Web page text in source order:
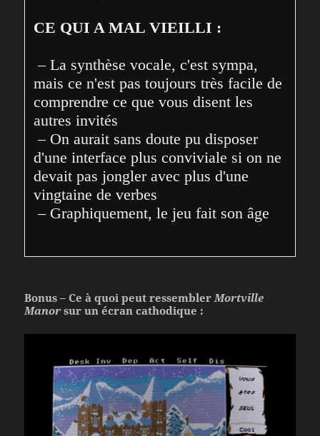
CE QUI A MAL VIEILLI :
– La synthèse vocale, c'est sympa,
mais ce n'est pas toujours très facile de
comprendre ce que vous disent les
autres invités
– On aurait sans doute pu disposer
d'une interface plus conviviale si on ne
devait pas jongler avec plus d'une
vingtaine de verbes
– Graphiquement, le jeu fait son âge
Bonus – Ce à quoi peut ressembler Mortville
Manorsur un écran cathodique :